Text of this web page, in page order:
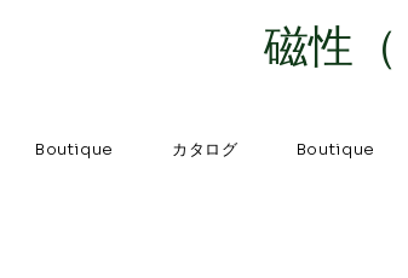
磁性（
Boutique カタログ Boutique